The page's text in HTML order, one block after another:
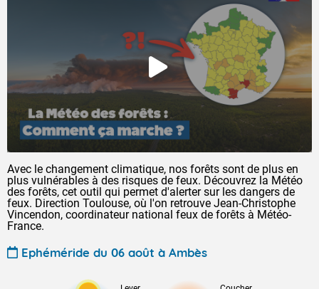
Avec le changement climatique, nos forêts sont de plus en
plus vulnérables à des risques de feux. Découvrez la Météo
des forêts, cet outil qui permet d'alerter sur les dangers de
feux. Direction Toulouse, où l'on retrouve Jean-Christophe
Vincendon, coordinateur national feux de forêts à Météo-
France.
Ephéméride du 06 août à Ambès